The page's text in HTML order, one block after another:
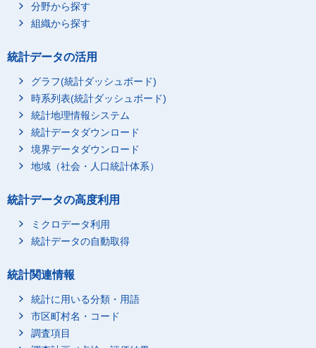
分野から探す
組織から探す
統計データの活用
グラフ(統計ダッシュボード)
時系列表(統計ダッシュボード)
統計地理情報システム
統計データダウンロード
境界データダウンロード
地域（社会・人口統計体系）
統計データの高度利用
ミクロデータ利用
統計データの自動取得
統計関連情報
統計に用いる分類・用語
市区町村名・コード
調査項目